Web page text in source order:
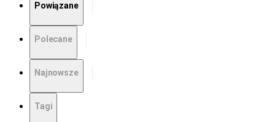
Powiązane
Polecane
Najnowsze
Tagi